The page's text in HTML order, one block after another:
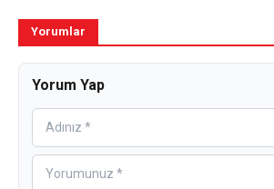
Yorumlar
Yorum Yap